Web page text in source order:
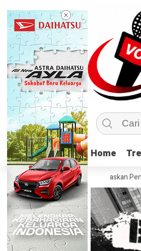
Home
Home
dan PERBANAS Tegaskan Pentingnya